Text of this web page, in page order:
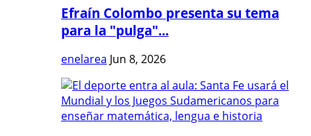
Efraín Colombo presenta su tema
para la "pulga"...
enelarea Jun 8, 2026